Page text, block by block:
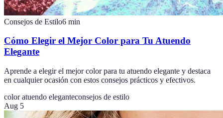
Consejos de Estilo6 min
Cómo Elegir el Mejor Color para Tu Atuendo
Elegante
Aprende a elegir el mejor color para tu atuendo elegante y destaca
en cualquier ocasión con estos consejos prácticos y efectivos.
color atuendo eleganteconsejos de estilo
Aug 5